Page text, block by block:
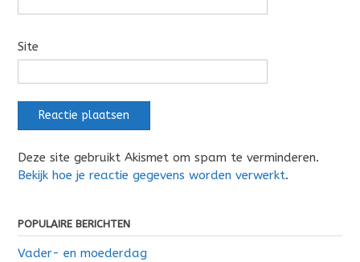
Site
Deze site gebruikt Akismet om spam te verminderen.
Bekijk hoe je reactie gegevens worden verwerkt.
POPULAIRE BERICHTEN
Vader- en moederdag